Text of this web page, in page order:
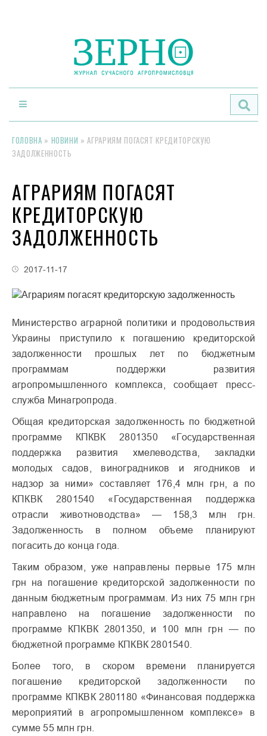
ГОЛОВНА » НОВИНИ »АГРАРИЯМ ПОГАСЯТ КРЕДИТОРСКУЮ
ЗАДОЛЖЕННОСТЬ
АГРАРИЯМ ПОГАСЯТ
КРЕДИТОРСКУЮ
ЗАДОЛЖЕННОСТЬ
2017-11-17
Министерство аграрной политики и продовольствия
Украины приступило к погашению кредиторской
задолженности прошлых лет по бюджетным
программам поддержки развития
агропромышленного комплекса, сообщает пресс-
служба Минагропрода.
Общая кредиторская задолженность по бюджетной
программе КПКВК 2801350 «Государственная
поддержка развития хмелеводства, закладки
молодых садов, виноградников и ягодников и
надзор за ними» составляет 176,4 млн грн, а по
КПКВК 2801540 «Государственная поддержка
отрасли животноводства» — 158,3 млн грн.
Задолженность в полном объеме планируют
погасить до конца года.
Таким образом, уже направлены первые 175 млн
грн на погашение кредиторской задолженности по
данным бюджетным программам. Из них 75 млн грн
направлено на погашение задолженности по
программе КПКВК 2801350, и 100 млн грн — по
бюджетной программе КПКВК 2801540.
Более того, в скором времени планируется
погашение кредиторской задолженности по
программе КПКВК 2801180 «Финансовая поддержка
мероприятий в агропромышленном комплексе» в
сумме 55 млн грн.